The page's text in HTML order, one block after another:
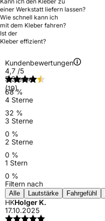
einer Werkstatt liefern lassen?
Wie schnell kann ich
mit dem Kleber fahren?
Ist der
Kleber effizient?
Kundenbewertungen
4,7 /5
(19)
5 Sterne
68 %
4 Sterne
32 %
3 Sterne
0 %
2 Sterne
0 %
1 Stern
0 %
Filtern nach
Alle Lautstärke Fahrgefühl
HKHolger K.
17.10.2025